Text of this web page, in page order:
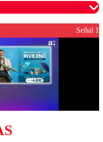
para garantizar un
Señal 1